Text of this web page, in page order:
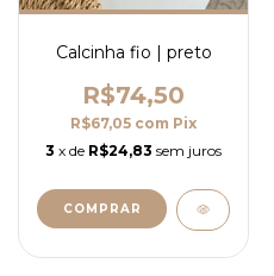
Calcinha fio | preto
R$74,50
R$67,05 com Pix
3 x de R$24,83 sem juros
COMPRAR